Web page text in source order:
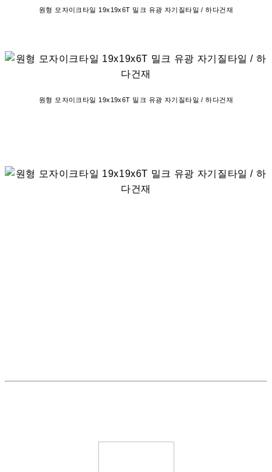
원형 모자이크타일 19x19x6T 밀크 유광 자기질타일 / 하다건재
원형 모자이크타일 19x19x6T 밀크 유광 자기질타일 / 하다건재